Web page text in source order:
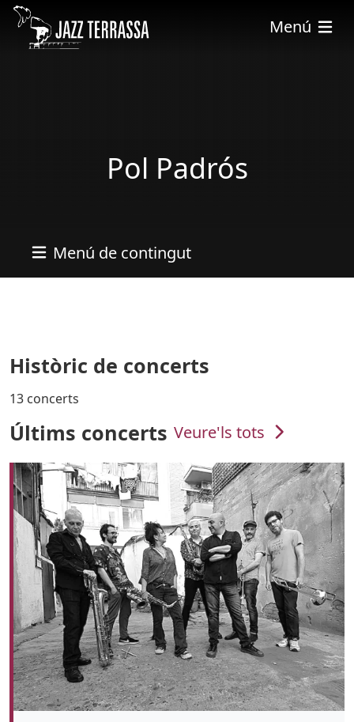
Skip to main content
Menú
Pol Padrós
Menú de contingut
Històric de concerts
13 concerts
Últims concerts Veure'ls tots